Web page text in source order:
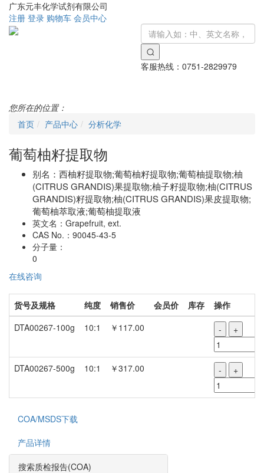
广东元丰化学试剂有限公司
注册 登录 购物车 会员中心
客服热线： 0751-2829979
您所在的位置：
首页
产品中心 分析化学
葡萄柚籽提取物
别名： 西柚籽提取物;葡萄柚籽提取物;葡萄柚提取物;柚
(CITRUS GRANDIS)果提取物;柚子籽提取物;柚(CITRUS
GRANDIS)籽提取物;柚(CITRUS GRANDIS)果皮提取物;
葡萄柚萃取液;葡萄柚提取液
英文名： Grapefruit, ext.
CAS No.： 90045-43-5
分子量：
0
在线咨询
货号及规格 纯度 销售价 会员价 库存
操作
DTA00267-100g
10:1 ￥117.00 - +
DTA00267-500g 10:1 ￥317.00 - +
COA/MSDS下载
产品详情
搜索质检报告(COA)